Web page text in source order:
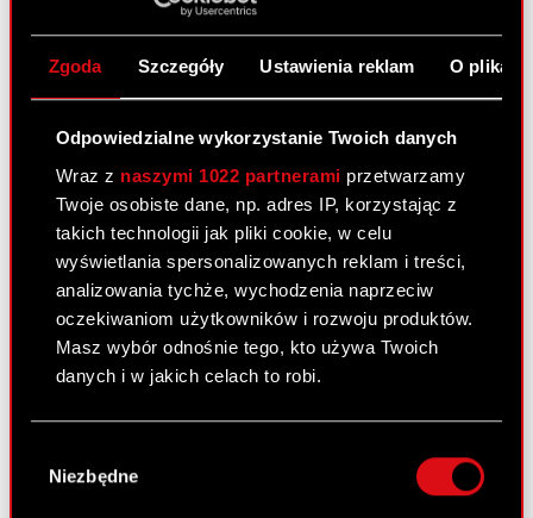
Zgoda Szczegóły Ustawienia reklam O
Odpowiedzialne wykorzystanie Twoich danych
Wraz z naszymi 1022 partnerami przetwarzamy
Twoje osobiste dane, np. adres IP, korzystając z
takich technologii jak pliki cookie, w celu
wyświetlania spersonalizowanych reklam i treści,
analizowania tychże, wychodzenia naprzeciw
oczekiwaniom użytkowników i rozwoju produktów.
Masz wybór odnośnie tego, kto używa Twoich
danych i w jakich celach to robi.
Gromadzić dane dotyczące Twojej
lokalizacji geograficznej z dokładnością nawet
zgody
Niezbędne
sprawozdanie finansowe za I kw. 2019 r.
Raport bieżący nr 13/2019
23 maja 2019 | Audytu Komitet zmiana składu
Temat: Zmiany w składzie Komitetu Audytu
Podstawa prawna: Art. 17 ust. 1 MAR – informacje
poufne. Zarząd CD PROJEKT S.A. z siedzibą w
Warszawie (03-301) przy ul. Jagiellońskiej 74,
(„Spółka”) informuje, że dnia 23 maja…Czytaj
dalej
PDF Zmiany w składzie Komitetu Audytu
Raport bieżący nr 12/2019